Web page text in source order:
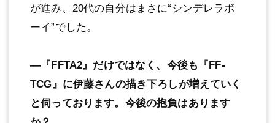
が進み、20代の自分はまさに“シンデレラボ
ーイ”でした。
―『FFTA2』だけではなく、今後も『FF-
TCG』に伊藤さんの描き下ろしが増えていく
と伺っております。今後の抱負はあります